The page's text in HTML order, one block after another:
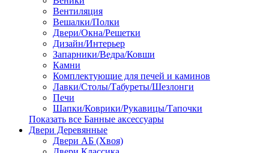
Вентиляция
Вешалки/Полки
Двери/Окна/Решетки
Дизайн/Интерьер
Запарники/Ведра/Ковши
Камни
Комплектующие для печей и каминов
Лавки/Столы/Табуреты/Шезлонги
Печи
Шапки/Коврики/Рукавицы/Тапочки
Показать все Банные аксессуары
Двери Деревянные
Двери АБ (Хвоя)